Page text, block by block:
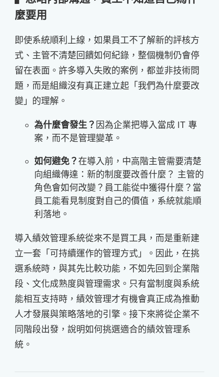
麼要用
即使系統順利上線，如果員工不了解新的評核方
式、主管不清楚回饋如何紀錄，整個機制仍會停
留在表面。許多導入失敗的案例，都並非技術問
題，而是組織沒有真正建立起「我們為什麼要改
變」的理解。
為什麼會發生？ 因為企業把導入當成 IT 專
案，而不是管理變革。
如何避免？在導入前，中高階主管需要清楚
向組織傳達：新的制度要改善什麼？ 主管的
角色會如何改變？員工能從中獲得什麼？當
員工能看見制度對自己的價值，系統就能順
利落地。
導入績效管理系統從來不是買工具，而是重新建
立一套「可持續運作的管理方式」。因此，在挑
選系統時，與其先比較功能，不如先回到企業階
段、文化成熟度與管理需求。只有當制度與系統
能相互支持時，績效管理才有機會真正成為推動
人才發展與策略落地的引擎。接下來將從企業不
同階段出發，說明如何挑選適合的績效管理系
統。